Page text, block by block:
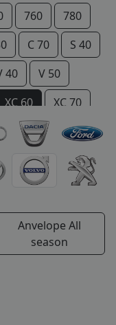
760
780
C 70
S 40
40
V 50
XC 60
XC 70
Anvelope All
season